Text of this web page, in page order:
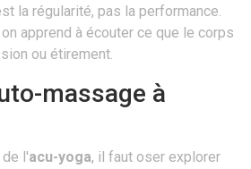
la régularité, pas la performance.
apprend à écouter ce que le corps
ou étirement.
massage à
l'acu-yoga, il faut oser explorer